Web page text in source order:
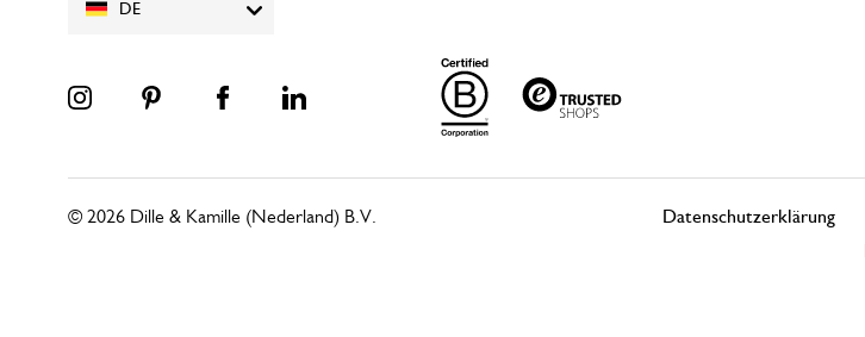
DE
Datenschutzerklärung
© 2026 Dille & Kamille (Nederland) B.V.